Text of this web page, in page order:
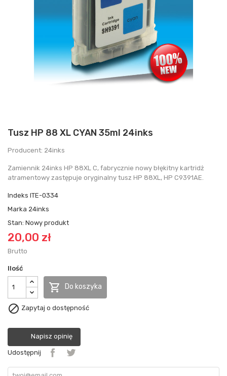
Tusz HP 88 XL CYAN 35ml 24inks
Producent: 24inks
Zamiennik 24inks HP 88XL C, fabrycznie nowy błękitny kartridż
atramentowy zastępuje oryginalny tusz HP 88XL, HP C9391AE.
Indeks ITE-0334
Marka 24inks
Stan: Nowy produkt
20,00 zł
Brutto
Ilość
 Do koszyka
 Zapytaj o dostępność
Napisz opinię
Udostępnij